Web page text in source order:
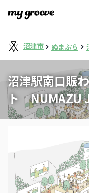
沼津市 ぬまぷら
沼津駅南口賑
ト NUMAZU